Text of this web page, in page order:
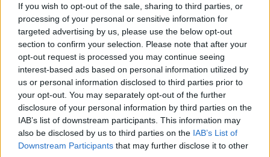
If you wish to opt-out of the sale, sharing to third parties, or
processing of your personal or sensitive information for
targeted advertising by us, please use the below opt-out
section to confirm your selection. Please note that after your
opt-out request is processed you may continue seeing
interest-based ads based on personal information utilized by
us or personal information disclosed to third parties prior to
your opt-out. You may separately opt-out of the further
disclosure of your personal information by third parties on the
IAB’s list of downstream participants. This information may
also be disclosed by us to third parties on the IAB’s List of
Downstream Participants that may further disclose it to other
"ενορχηστρωτές της συγκάλυψης" με πρώτο
και κυριότερο τον πρωθυπουργό, τον
πρόεδρο τηςΒουλήςπου τώρα είναι
Πρόεδρος της Δημοκρατίας που "έκρυβε
δικογραφίες"… «Και μάλιστα ήταν τόσο
ενορχηστρωμένη αυτή η προσπάθεια,
εντυπωσιακή, που πράγματι, το 80%, κάποια
στιγμή, των πολιτών απαντούσε ότι, ναι
υπάρχει συγκάλυψη».